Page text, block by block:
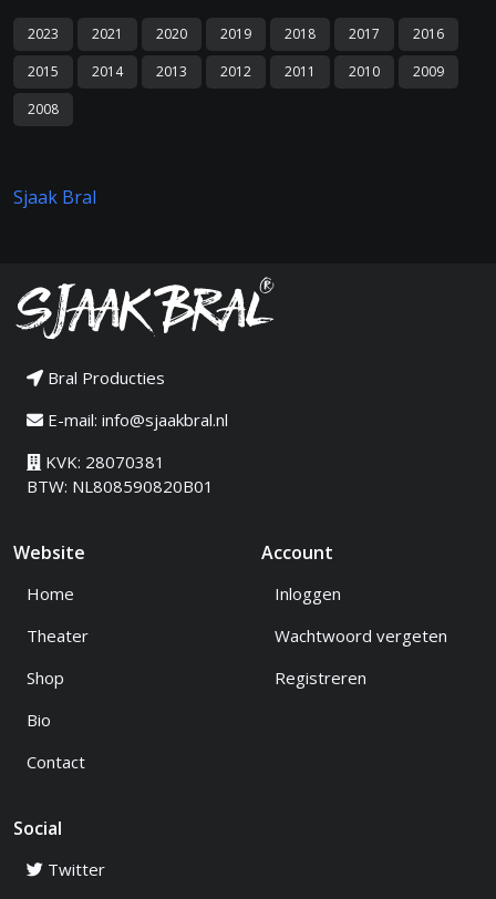
2023 2021 2020 2019 2018 2017
2016
2015
2014 2013 2012 2011 2010
2009
2008
Sjaak Bral
Bral Producties
E-mail: info@sjaakbral.nl
KVK: 28070381
BTW: NL808590820B01
Website
Home
Theater
Shop
Bio
Contact
Account
Inloggen
Wachtwoord vergeten
Registreren
Social
Twitter